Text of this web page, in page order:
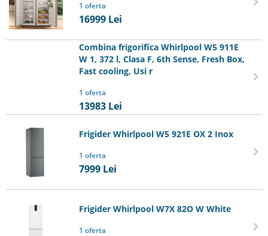
1 oferta
16999 Lei
Combina frigorifica Whirlpool W5 911E
W 1, 372 l, Clasa F, 6th Sense, Fresh Box,
Fast cooling, Usi r
1 oferta
13983 Lei
Frigider Whirlpool W5 921E OX 2 Inox
1 oferta
7999 Lei
Frigider Whirlpool W7X 82O W White
1 oferta